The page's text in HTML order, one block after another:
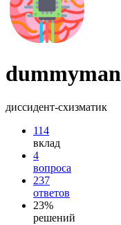
dummyman
диссидент-схизматик
114
вклад
4
вопроса
237
ответов
23%
решений